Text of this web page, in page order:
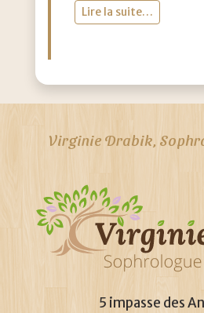
Lire la suite…
Virginie Drabik,
5 impasse des